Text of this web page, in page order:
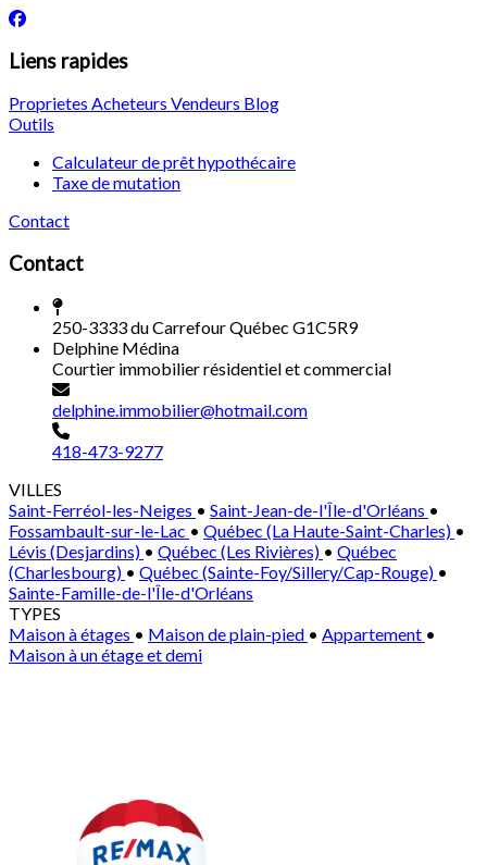
Liens rapides
Proprietes Acheteurs Vendeurs Blog
Outils
Calculateur de prêt hypothécaire
Taxe de mutation
Contact
Contact
250-3333 du Carrefour Québec G1C5R9
Delphine Médina
Courtier immobilier résidentiel et commercial
delphine.immobilier@hotmail.com
418-473-9277
VILLES
Saint-Ferréol-les-Neiges • Saint-Jean-de-l'Île-d'Orléans •
Fossambault-sur-le-Lac • Québec (La Haute-Saint-Charles) •
Lévis (Desjardins) • Québec (Les Rivières) • Québec
(Charlesbourg) • Québec (Sainte-Foy/Sillery/Cap-Rouge) •
Sainte-Famille-de-l'Île-d'Orléans
TYPES
Maison à étages • Maison de plain-pied • Appartement •
Maison à un étage et demi